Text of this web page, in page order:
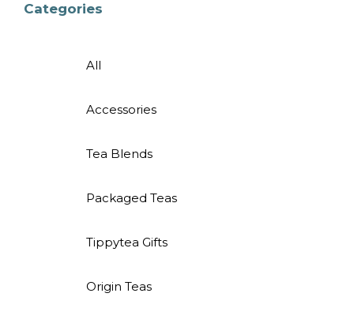
Categories
All
Accessories
Tea Blends
Packaged Teas
Tippytea Gifts
Origin Teas